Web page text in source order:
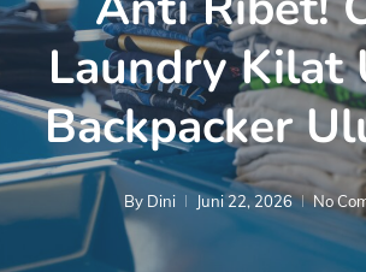
Laundry Kilat
Backpacker
By Dini Juni 22, 2026 No